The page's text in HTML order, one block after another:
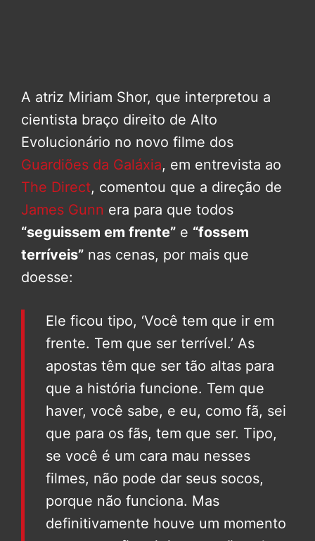
A atriz Miriam Shor, que interpretou a
cientista braço direito de Alto
Evolucionário no novo filme dos
Guardiões da Galáxia, em entrevista ao
The Direct, comentou que a direção de
James Gunn era para que todos
“seguissem em frente” e “fossem
terríveis” nas cenas, por mais que
doesse:
Ele ficou tipo, ‘Você tem que ir em
frente. Tem que ser terrível.’ As
apostas têm que ser tão altas para
que a história funcione. Tem que
haver, você sabe, e eu, como fã, sei
que para os fãs, tem que ser. Tipo,
se você é um cara mau nesses
filmes, não pode dar seus socos,
porque não funciona. Mas
definitivamente houve um momento